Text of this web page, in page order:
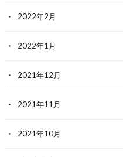
2022年2月
2022年1月
2021年12月
2021年11月
2021年10月